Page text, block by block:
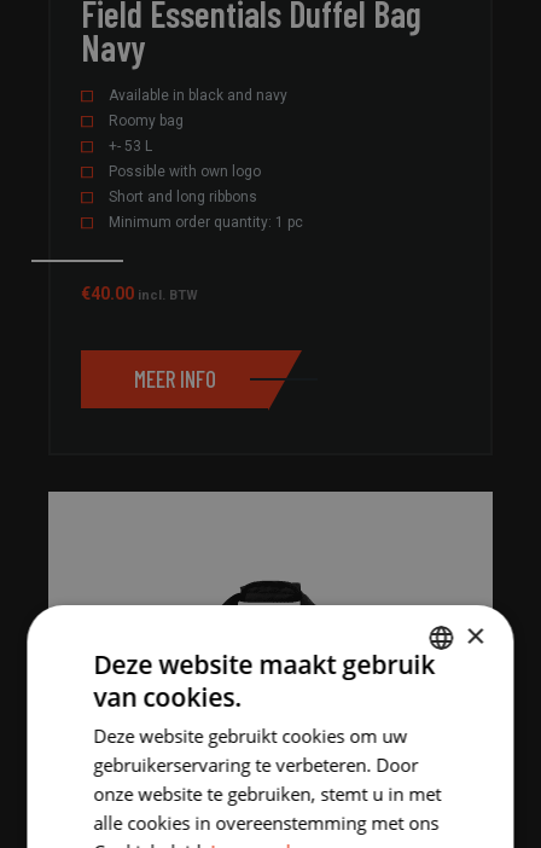
Field Essentials Duffel Bag
Navy
Available in black and navy
Roomy bag
+- 53 L
Possible with own logo
Short and long ribbons
Minimum order quantity: 1 pc
€40.00 incl. BTW
MEER INFO
×
Deze website maakt gebruik
van cookies.
Deze website gebruikt cookies om uw
gebruikerservaring te verbeteren. Door
onze website te gebruiken, stemt u in met
alle cookies in overeenstemming met ons